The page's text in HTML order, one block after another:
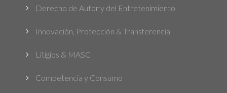
5 Derecho de Autor y del Entretenimiento
5 Innovación, Protección & Transferencia
5 Litigios & MASC
5 Competencia y Consumo